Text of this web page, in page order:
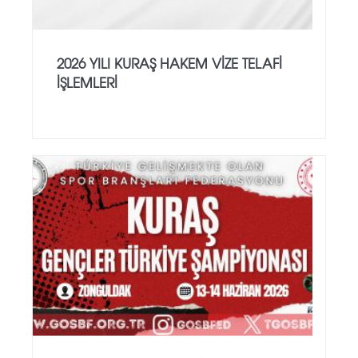
2026 YILI KURAŞ HAKEM VİZE TELAFİ
İŞLEMLERİ